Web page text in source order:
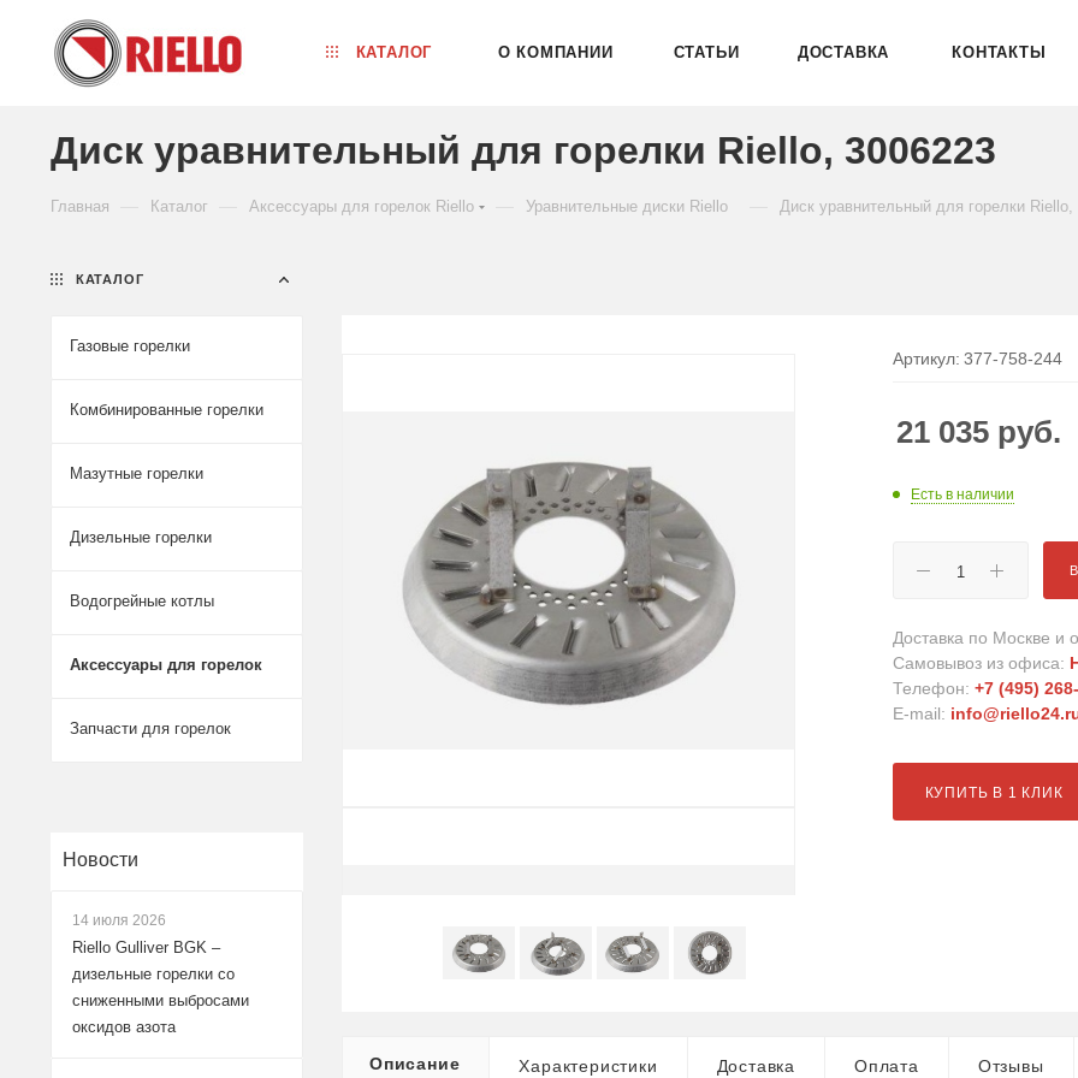
КАТАЛОГ О КОМПАНИИ СТАТЬИ ДОСТАВКА КОНТАКТЫ
Диск уравнительный для горелки Riello, 3006223
Главная Каталог Аксессуары для горелок Riello Уравнительные диски Riello Диск уравнительный для горелки Riello,
Артикул: 377-758-244
21 035 руб.
Есть в наличии
Доставка по Москве и
Самовывоз из офиса:
Телефон:+7 (495)
E-mail:
КУПИТЬ В 1 КЛИК
Описание Характеристики Доставка Оплата Отзывы
КАТАЛОГ
Газовые горелки
Комбинированные горелки
Мазутные горелки
Дизельные горелки
Водогрейные котлы
Аксессуары для горелок
Запчасти для горелок
Новости
14 июля 2026
Riello Gulliver BGK –
дизельные горелки со
сниженными выбросами
оксидов азота